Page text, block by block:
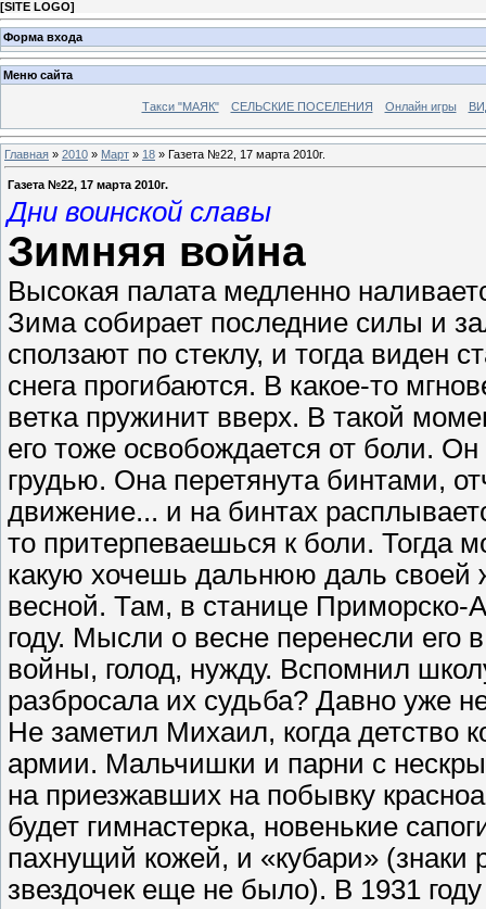
[SITE LOGO]
Форма входа
Меню сайта
Такси "МАЯК" СЕЛЬСКИЕ ПОСЕЛЕНИЯ Онлайн игры
Главная » 2010 » Март » 18 » Газета №22, 17 марта 2010г.
Газета №22, 17 марта 2010г.
Дни воинской славы
Зимняя война
Высокая палата медленно
Зима собирает последние силы и
сползают по стеклу, и тогда виден
снега прогибаются. В какое-то
ветка пружинит вверх. В такой
его тоже освобождается от боли.
грудью. Она перетянута бинтами,
движение... и на бинтах
то притерпеваешься к боли. Тогда
какую хочешь дальнюю даль своей
весной. Там, в станице Приморско-
году. Мысли о весне перенесли его
войны, голод, нужду. Вспомнил
разбросала их судьба? Давно уже
Не заметил Михаил, когда детство
армии. Мальчишки и парни с
на приезжавших на побывку
будет гимнастерка, новенькие
пахнущий кожей, и «кубари» (знаки
звездочек еще не было). В 1931